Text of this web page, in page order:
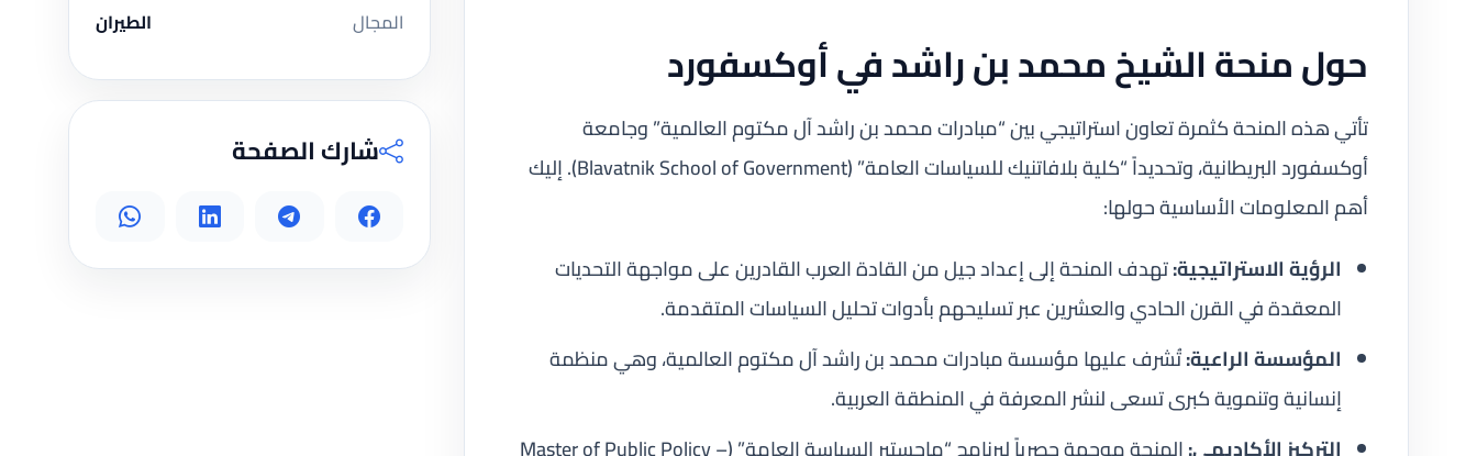
حول منحة الشيخ محمد بن راشد في أوكسفورد
تأتي هذه المنحة كثمرة تعاون استراتيجي بين “مبادرات محمد بن راشد آل مكتوم العالمية” وجامعة
أوكسفورد البريطانية، وتحديداً “كلية بلافاتنيك للسياسات العامة” (Blavatnik School of Government). إليك
أهم المعلومات الأساسية حولها:
الرؤية الاستراتيجية:تهدف المنحة إلى إعداد جيل من القادة العرب القادرين على مواجهة التحديات
المعقدة في القرن الحادي والعشرين عبر تسليحهم بأدوات تحليل السياسات المتقدمة.
المؤسسة الراعية:تُشرف عليها مؤسسة مبادرات محمد بن راشد آل مكتوم العالمية، وهي منظمة
إنسانية وتنموية كبرى تسعى لنشر المعرفة في المنطقة العربية.
المجال
الطيران
شارك الصفحة